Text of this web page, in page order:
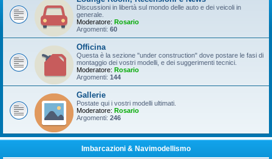
Discussioni in libertà sul mondo delle auto e dei veicoli in
generale.
Moderatore: Rosario
Argomenti: 60
Officina
Questa è la sezione "under construction" dove postare le fasi di
montaggio dei vostri modelli, e dei suggerimenti tecnici.
Moderatore: Rosario
Argomenti: 144
Gallerie
Postate qui i vostri modelli ultimati.
Moderatore: Rosario
Argomenti: 246
Imbarcazioni & Navimodellismo